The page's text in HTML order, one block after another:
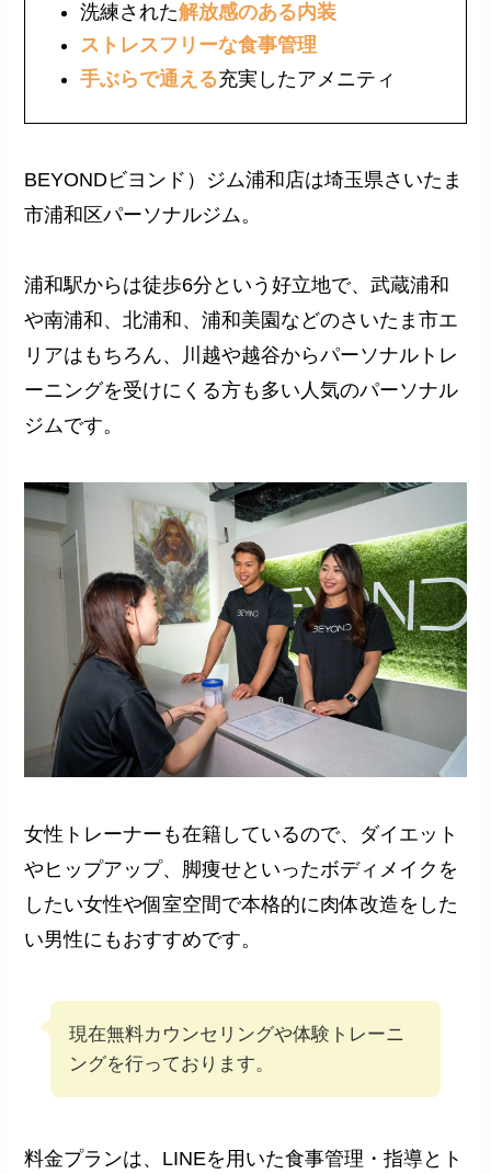
洗練された解放感のある内装
ストレスフリーな食事管理
手ぶらで通える充実したアメニティ
BEYONDビヨンド）ジム浦和店は埼玉県さいたま
市浦和区パーソナルジム。
浦和駅からは徒歩6分という好立地で、武蔵浦和
や南浦和、北浦和、浦和美園などのさいたま市エ
リアはもちろん、川越や越谷からパーソナルトレ
ーニングを受けにくる方も多い人気のパーソナル
ジムです。
女性トレーナーも在籍しているので、ダイエット
やヒップアップ、脚痩せといったボディメイクを
したい女性や個室空間で本格的に肉体改造をした
い男性にもおすすめです。
現在無料カウンセリングや体験トレーニ
ングを行っております。
料金プランは、LINEを用いた食事管理・指導とト